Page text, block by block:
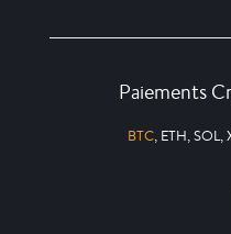
Paiements
BTC, ETH, SOL,